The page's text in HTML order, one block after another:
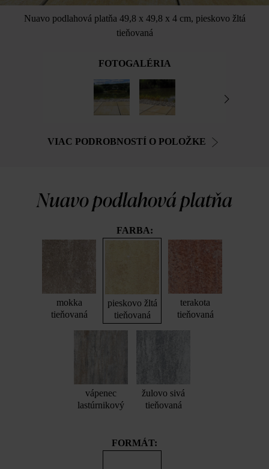
Nuavo podlahová platňa 49,8 x 49,8 x 4 cm, pieskovo žltá
tieňovaná
FOTOGALÉRIA
VIAC PODROBNOSTÍ O POLOŽKE
Nuavo podlahová platňa
FARBA:
mokka
tieňovaná
pieskovo žltá
tieňovaná
terakota
tieňovaná
vápenec
lastúrnikový
žulovo sivá
tieňovaná
FORMÁT: